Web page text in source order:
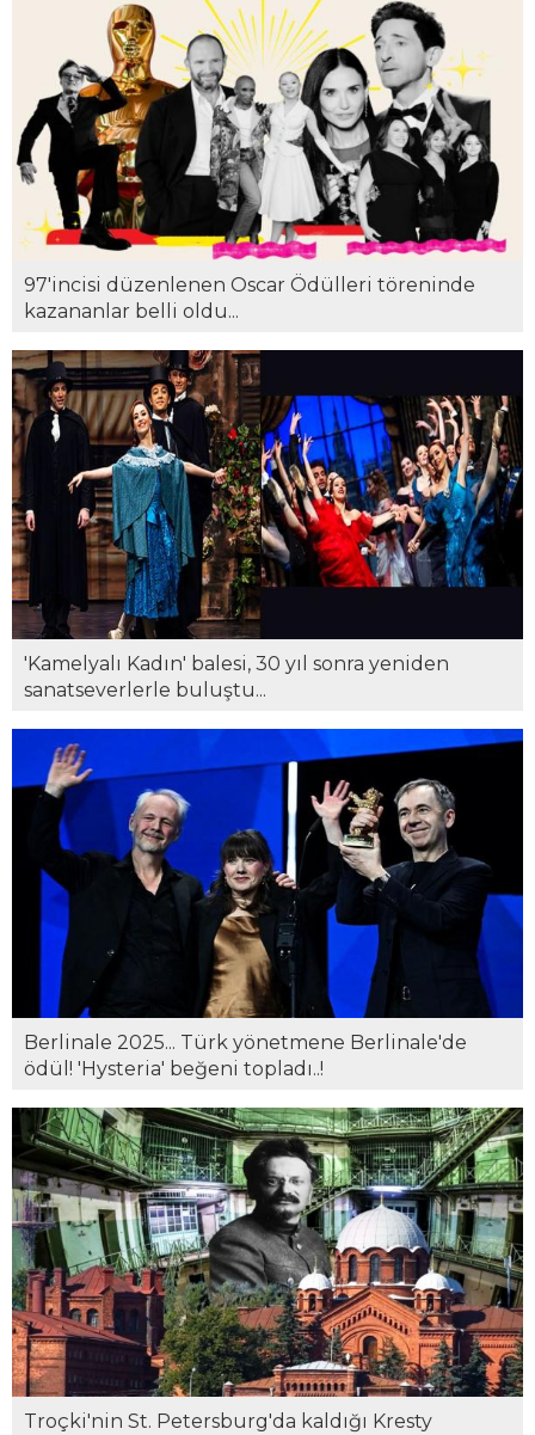
97'incisi düzenlenen Oscar Ödülleri töreninde
kazananlar belli oldu...
'Kamelyalı Kadın' balesi, 30 yıl sonra yeniden
sanatseverlerle buluştu...
Berlinale 2025... Türk yönetmene Berlinale'de
ödül! 'Hysteria' beğeni topladı..!
Troçki'nin St. Petersburg'da kaldığı Kresty